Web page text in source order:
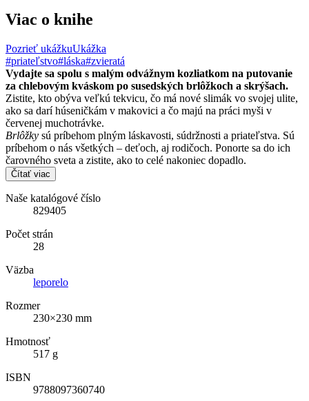
Viac o knihe
Pozrieť ukážkuUkážka
#priateľstvo#láska#zvieratá
Vydajte sa spolu s malým odvážnym kozliatkom na putovanie
za chlebovým kváskom po susedských brlôžkoch a skrýšach.
Zistite, kto obýva veľkú tekvicu, čo má nové slimák vo svojej ulite,
ako sa darí húseničkám v makovici a čo majú na práci myši v
červenej muchotrávke.
Brlôžky sú príbehom plným láskavosti, súdržnosti a priateľstva. Sú
príbehom o nás všetkých – deťoch, aj rodičoch. Ponorte sa do ich
čarovného sveta a zistite, ako to celé nakoniec dopadlo.
Čítať viac
Naše katalógové číslo
829405
Počet strán
28
Väzba
leporelo
Rozmer
230×230 mm
Hmotnosť
517 g
ISBN
9788097360740